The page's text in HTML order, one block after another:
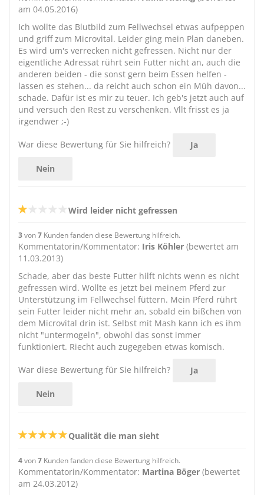
am 04.05.2016)
Ich wollte das Blutbild zum Fellwechsel etwas aufpeppen
und griff zum Microvital. Leider ging mein Plan daneben.
Es wird um's verrecken nicht gefressen. Nicht nur der
eigentliche Adressat rührt sein Futter nicht an, auch die
anderen beiden - die sonst gern beim Essen helfen -
lassen es stehen... da reicht auch schon ein Müh davon...
schade. Dafür ist es mir zu teuer. Ich geb's jetzt auch auf
und versuch den Rest zu verschenken. Vllt frisst es ja
irgendwer ;-)
War diese Bewertung für Sie hilfreich? Ja
Nein
Wird leider nicht gefressen
3von7 Kunden fanden diese Bewertung hilfreich.
Kommentatorin/Kommentator: Iris Köhler (bewertet am
11.03.2013)
Schade, aber das beste Futter hilft nichts wenn es nicht
gefressen wird. Wollte es jetzt bei meinem Pferd zur
Unterstützung im Fellwechsel füttern. Mein Pferd rührt
sein Futter leider nicht mehr an, sobald ein bißchen von
dem Microvital drin ist. Selbst mit Mash kann ich es ihm
nicht "untermogeln", obwohl das sonst immer
funktioniert. Riecht auch zugegeben etwas komisch.
War diese Bewertung für Sie hilfreich? Ja
Nein
Qualität die man sieht
4von7 Kunden fanden diese Bewertung hilfreich.
Kommentatorin/Kommentator: Martina Böger (bewertet
am 24.03.2012)